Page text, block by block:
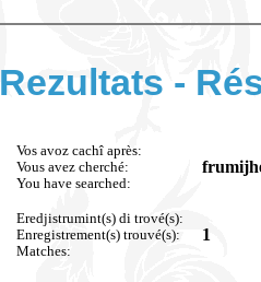
Rezultats -
Vos avoz cachî après:
Vous avez cherché:
You have searched:
Eredjistrumint(s) di trové(s):
Enregistrement(s) trouvé(s):
Matches:
1